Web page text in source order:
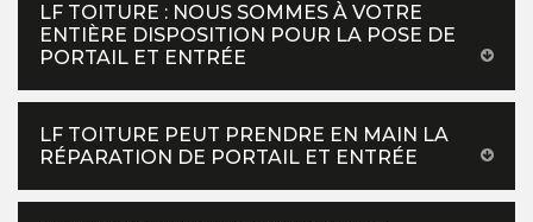
LF TOITURE : NOUS SOMMES À VOTRE
ENTIÈRE DISPOSITION POUR LA POSE DE
PORTAIL ET ENTRÉE
LF TOITURE PEUT PRENDRE EN MAIN LA
RÉPARATION DE PORTAIL ET ENTRÉE